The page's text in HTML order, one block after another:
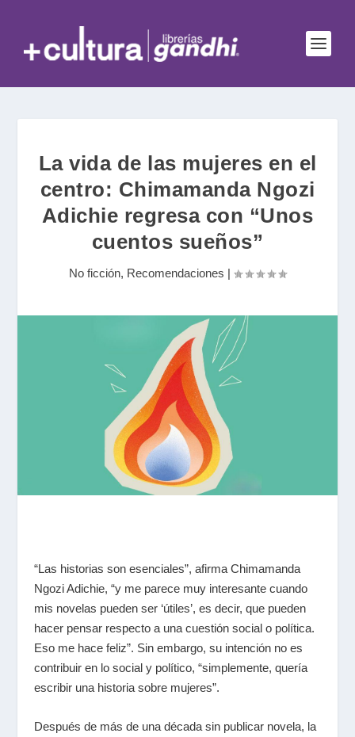
La vida de las mujeres en el
centro: Chimamanda Ngozi
Adichie regresa con “Unos
cuentos sueños”
No ficción, Recomendaciones |
“Las historias son esenciales”, afirma Chimamanda
Ngozi Adichie, “y me parece muy interesante cuando
mis novelas pueden ser ‘útiles’, es decir, que pueden
hacer pensar respecto a una cuestión social o política.
Eso me hace feliz”. Sin embargo, su intención no es
contribuir en lo social y político, “simplemente, quería
escribir una historia sobre mujeres”.
Después de más de una década sin publicar novela, la